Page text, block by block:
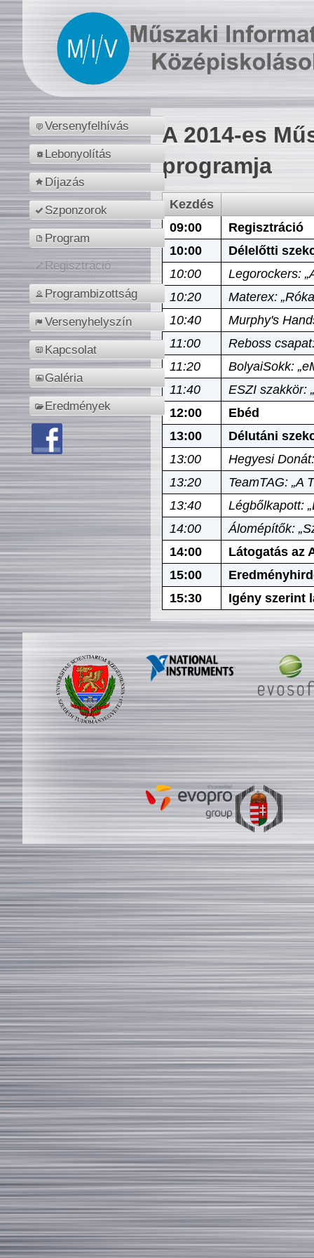
Versenyfelhívás
Lebonyolítás
Díjazás
Szponzorok
Program
Regisztráció
Programbizottság
Versenyhelyszín
Kapcsolat
Galéria
Eredmények
A 2014-es
programja
Kezdés
09:00
Regisztráció
10:00
Délelőtti
10:00
Legorockers:
10:20
Materex:
10:40
Murphy's
11:00
Reboss
11:20
BolyaiSokk:
11:40
ESZI szakkör:
12:00
Ebéd
13:00
Délutáni
13:00
Hegyesi
13:20
TeamTAG: „A
13:40
Légbőlkapott:
14:00
Álomépítők:
14:00
Látogatás az
15:00
15:30
Igény szerint